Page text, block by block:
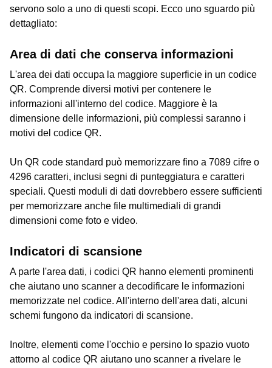
servono solo a uno di questi scopi. Ecco uno sguardo più
dettagliato:
Area di dati che conserva informazioni
L'area dei dati occupa la maggiore superficie in un codice
QR. Comprende diversi motivi per contenere le
informazioni all'interno del codice. Maggiore è la
dimensione delle informazioni, più complessi saranno i
motivi del codice QR.
Un QR code standard può memorizzare fino a 7089 cifre o
4296 caratteri, inclusi segni di punteggiatura e caratteri
speciali. Questi moduli di dati dovrebbero essere sufficienti
per memorizzare anche file multimediali di grandi
dimensioni come foto e video.
Indicatori di scansione
A parte l'area dati, i codici QR hanno elementi prominenti
che aiutano uno scanner a decodificare le informazioni
memorizzate nel codice. All'interno dell'area dati, alcuni
schemi fungono da indicatori di scansione.
Inoltre, elementi come l'occhio e persino lo spazio vuoto
attorno al codice QR aiutano uno scanner a rivelare le